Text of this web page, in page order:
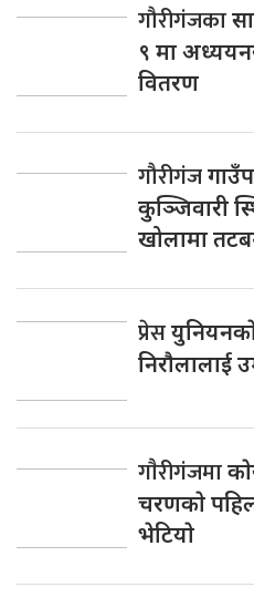
गौरीगंजका
९ मा
वितरण
गौरीगंज
कुञ्जिवारी
खोलामा
प्रेस
निराैलालाई
गाैरीगंजमा
चरणकाे
भेटियाे